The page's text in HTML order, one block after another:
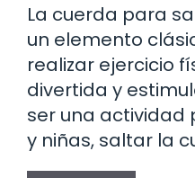
La cuerda para
un elemento
realizar ejercicio
divertida y
ser una actividad
y niñas, saltar la